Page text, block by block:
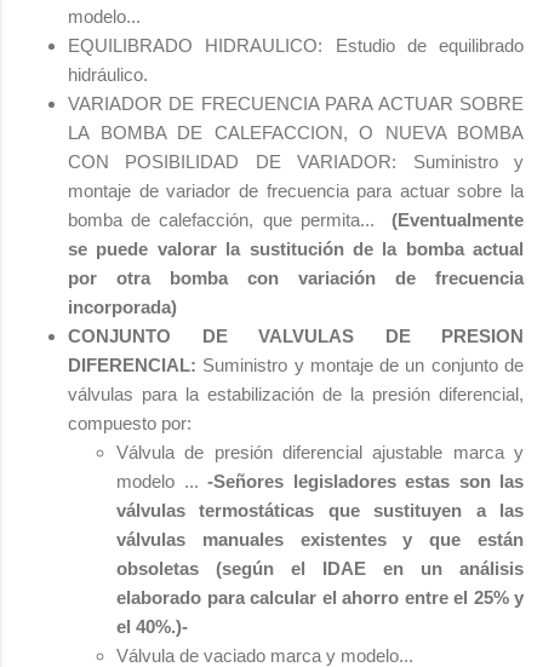
modelo...
EQUILIBRADO HIDRAULICO: Estudio de equilibrado
hidráulico.
VARIADOR DE FRECUENCIA PARA ACTUAR SOBRE
LA BOMBA DE CALEFACCION, O NUEVA BOMBA
CON POSIBILIDAD DE VARIADOR: Suministro y
montaje de variador de frecuencia para actuar sobre la
bomba de calefacción, que permita... (Eventualmente
se puede valorar la sustitución de la bomba actual
por otra bomba con variación de frecuencia
incorporada)
CONJUNTO DE VALVULAS DE PRESION
DIFERENCIAL: Suministro y montaje de un conjunto de
válvulas para la estabilización de la presión diferencial,
compuesto por:
Válvula de presión diferencial ajustable marca y
modelo ... -Señores legisladores estas son las
válvulas termostáticas que sustituyen a las
válvulas manuales existentes y que están
obsoletas (según el IDAE en un análisis
elaborado para calcular el ahorro entre el 25% y
el 40%.)-
Válvula de vaciado marca y modelo...